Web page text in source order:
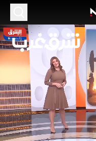
00:12/49:26
الاصطناعي..
الذاكرة وأجهزة